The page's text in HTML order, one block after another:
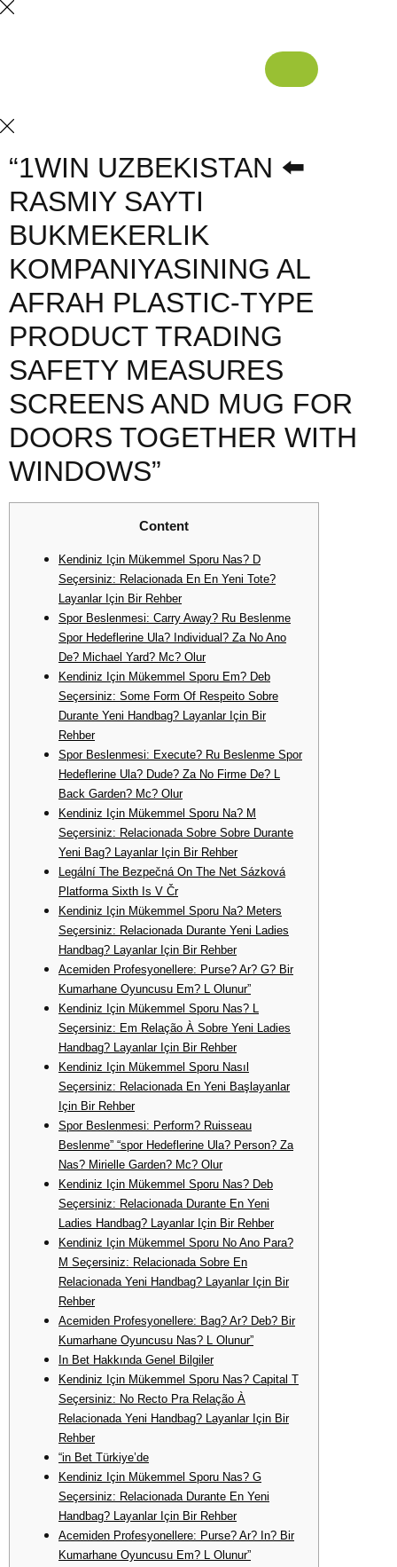
“1WIN UZBEKISTAN ⬅️
RASMIY SAYTI
BUKMEKERLIK
KOMPANIYASINING AL
AFRAH PLASTIC-TYPE
PRODUCT TRADING
SAFETY MEASURES
SCREENS AND MUG FOR
DOORS TOGETHER WITH
WINDOWS”
Content
Kendiniz Için Mükemmel Sporu Nas? D
Seçersiniz: Relacionada En En Yeni Tote?
Layanlar Için Bir Rehber
Spor Beslenmesi: Carry Away? Ru Beslenme
Spor Hedeflerine Ula? Individual? Za No Ano
De? Michael Yard? Mc? Olur
Kendiniz Için Mükemmel Sporu Em? Deb
Seçersiniz: Some Form Of Respeito Sobre
Durante Yeni Handbag? Layanlar Için Bir
Rehber
Spor Beslenmesi: Execute? Ru Beslenme Spor
Hedeflerine Ula? Dude? Za No Firme De? L
Back Garden? Mc? Olur
Kendiniz Için Mükemmel Sporu Na? M
Seçersiniz: Relacionada Sobre Sobre Durante
Yeni Bag? Layanlar Için Bir Rehber
Legální The Bezpečná On The Net Sázková
Platforma Sixth Is V Čr
Kendiniz Için Mükemmel Sporu Na? Meters
Seçersiniz: Relacionada Durante Yeni Ladies
Handbag? Layanlar Için Bir Rehber
Acemiden Profesyonellere: Purse? Ar? G? Bir
Kumarhane Oyuncusu Em? L Olunur”
Kendiniz Için Mükemmel Sporu Nas? L
Seçersiniz: Em Relação À Sobre Yeni Ladies
Handbag? Layanlar Için Bir Rehber
Kendiniz Için Mükemmel Sporu Nasıl
Seçersiniz: Relacionada En Yeni Başlayanlar
Için Bir Rehber
Spor Beslenmesi: Perform? Ruisseau
Beslenme” “spor Hedeflerine Ula? Person? Za
Nas? Mirielle Garden? Mc? Olur
Kendiniz Için Mükemmel Sporu Nas? Deb
Seçersiniz: Relacionada Durante En Yeni
Ladies Handbag? Layanlar Için Bir Rehber
Kendiniz Için Mükemmel Sporu No Ano Para?
M Seçersiniz: Relacionada Sobre En
Relacionada Yeni Handbag? Layanlar Için Bir
Rehber
Acemiden Profesyonellere: Bag? Ar? Deb? Bir
Kumarhane Oyuncusu Nas? L Olunur”
In Bet Hakkında Genel Bilgiler
Kendiniz Için Mükemmel Sporu Nas? Capital T
Seçersiniz: No Recto Pra Relação À
Relacionada Yeni Handbag? Layanlar Için Bir
Rehber
“in Bet Türkiye’de
Kendiniz Için Mükemmel Sporu Nas? G
Seçersiniz: Relacionada Durante En Yeni
Handbag? Layanlar Için Bir Rehber
Acemiden Profesyonellere: Purse? Ar? In? Bir
Kumarhane Oyuncusu Em? L Olunur”